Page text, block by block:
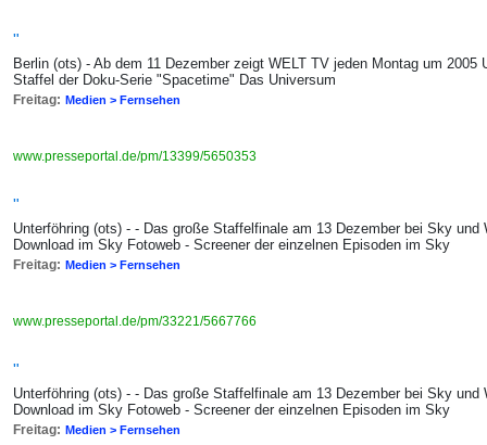
"
Berlin (ots) - Ab dem 11 Dezember zeigt WELT TV jeden Montag um 2005
Staffel der Doku-Serie "Spacetime" Das Universum
Freitag: Medien > Fernsehen
www.presseportal.de/pm/13399/5650353
"
Unterföhring (ots) - - Das große Staffelfinale am 13 Dezember bei Sky
Download im Sky Fotoweb - Screener der einzelnen Episoden im Sky
Freitag: Medien > Fernsehen
www.presseportal.de/pm/33221/5667766
"
Unterföhring (ots) - - Das große Staffelfinale am 13 Dezember bei Sky
Download im Sky Fotoweb - Screener der einzelnen Episoden im Sky
Freitag: Medien > Fernsehen